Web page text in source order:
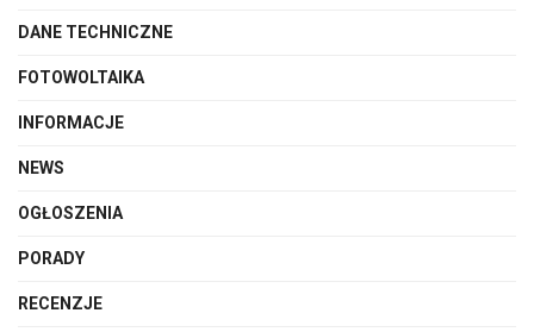
DANE TECHNICZNE
FOTOWOLTAIKA
INFORMACJE
NEWS
OGŁOSZENIA
PORADY
RECENZJE